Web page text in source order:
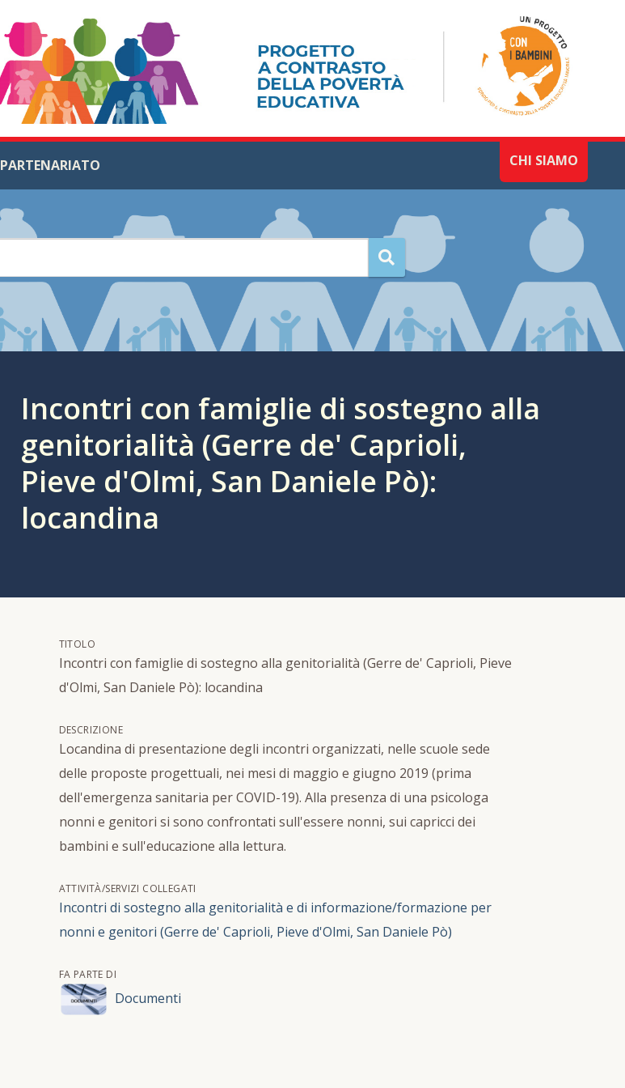
CHI SIAMO
PARTENARIATO
Incontri con famiglie di sostegno alla
genitorialità (Gerre de' Caprioli,
Pieve d'Olmi, San Daniele Pò):
locandina
TITOLO
Incontri con famiglie di sostegno alla genitorialità (Gerre de' Caprioli, Pieve
d'Olmi, San Daniele Pò): locandina
DESCRIZIONE
Locandina di presentazione degli incontri organizzati, nelle scuole sede
delle proposte progettuali, nei mesi di maggio e giugno 2019 (prima
dell'emergenza sanitaria per COVID-19). Alla presenza di una psicologa
nonni e genitori si sono confrontati sull'essere nonni, sui capricci dei
bambini e sull'educazione alla lettura.
ATTIVITÀ/SERVIZI COLLEGATI
Incontri di sostegno alla genitorialità e di informazione/formazione per
nonni e genitori (Gerre de' Caprioli, Pieve d'Olmi, San Daniele Pò)
FA PARTE DI
Documenti